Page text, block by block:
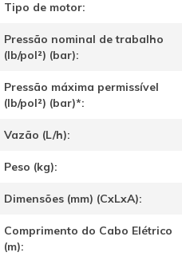
Tipo de motor:
Pressão nominal de trabalho
(lb/pol²) (bar):
Pressão máxima permissível
(lb/pol²) (bar)*:
Vazão (L/h):
Peso (kg):
Dimensões (mm) (CxLxA):
Comprimento do Cabo Elétrico
(m):